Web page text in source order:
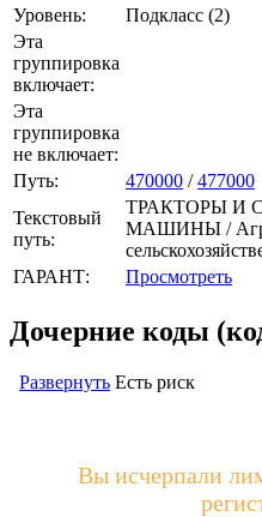
Уровень:
Подкласс (2)
Эта
группировка
включает:
Эта
группировка
не включает:
Путь:
470000 /477000
Текстовый
путь:
ТРАКТОРЫ И
МАШИНЫ /
ГАРАНТ:
Просмотреть
Дочерние коды
Развернуть Есть риск
Вы исчерпали